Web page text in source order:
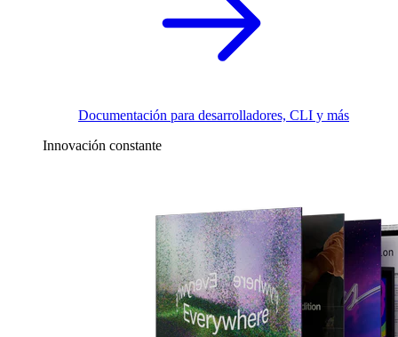
Documentación para desarrolladores, CLI y más
Innovación constante